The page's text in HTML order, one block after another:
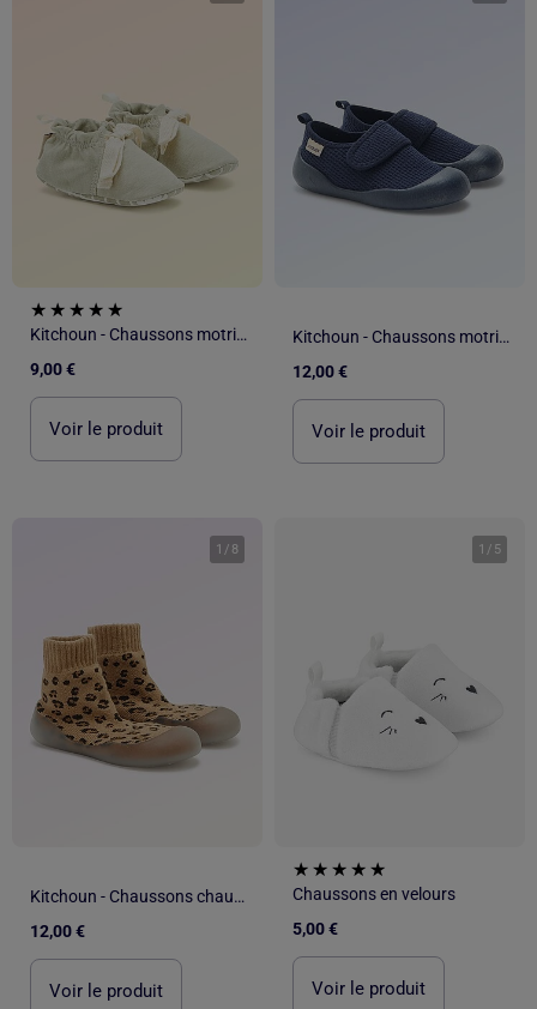
Kitchoun - Chaussons motricité 1 'se retourner'
9,00 €
Voir le produit
Kitchoun - Chaussons motricité 4 'marcher'
12,00 €
Voir le produit
1 / 8
Kitchoun - Chaussons chaussettes motricité 3 '1ers pas'
12,00 €
Voir le produit
1 / 5
Chaussons en velours
5,00 €
Voir le produit